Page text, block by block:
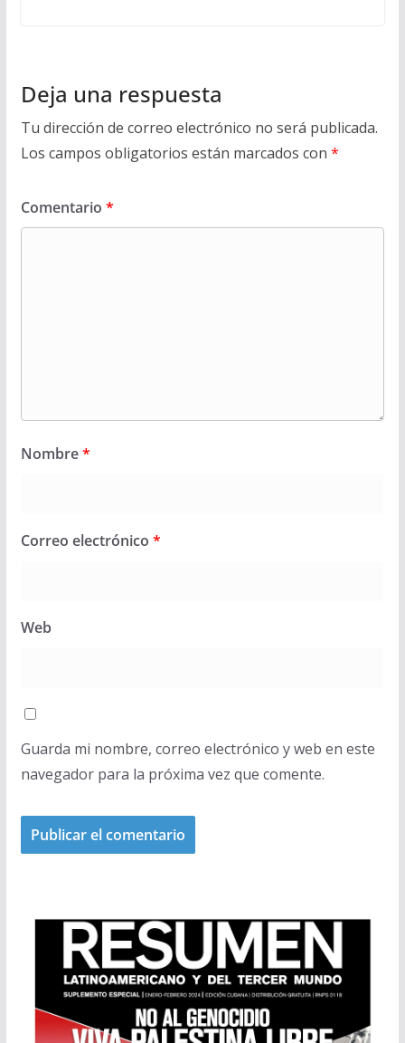
Deja una respuesta
Tu dirección de correo electrónico no será publicada.
Los campos obligatorios están marcados con *
Comentario *
Nombre*
Correo electrónico *
Web
Guarda mi nombre, correo electrónico y web en este
navegador para la próxima vez que comente.